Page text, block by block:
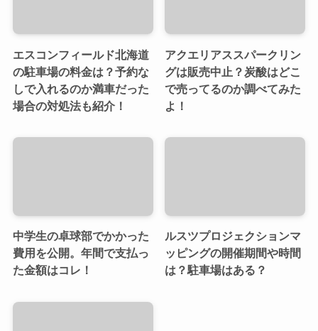
エスコンフィールド北海道
の駐車場の料金は？予約な
しで入れるのか満車だった
場合の対処法も紹介！
アクエリアススパークリン
グは販売中止？炭酸はどこ
で売ってるのか調べてみた
よ！
中学生の卓球部でかかった
費用を公開。年間で支払っ
た金額はコレ！
ルスツプロジェクションマ
ッピングの開催期間や時間
は？駐車場はある？